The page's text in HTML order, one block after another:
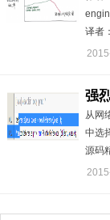
译者
强
从网
中选
源码